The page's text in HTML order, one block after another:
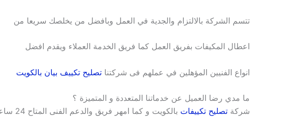
تتسم الشركة بالالتزام والجدية في العمل وبافضل من يخلصك سريعا من
اعطال المكيفات بفريق العمل كما فريق الخدمة العملاء ويقدم افضل
انواع الفنيين المؤهلين في عملهم فى شركتنا تصليح تكييف بيان بالكويت
ما مدي رضا العميل عن خدماتنا المتعددة و المتميزة ؟
شركة تصليح تكييفات بالكويت و كما امهر فريق والدعم الفنى المتاح 24 ساعه